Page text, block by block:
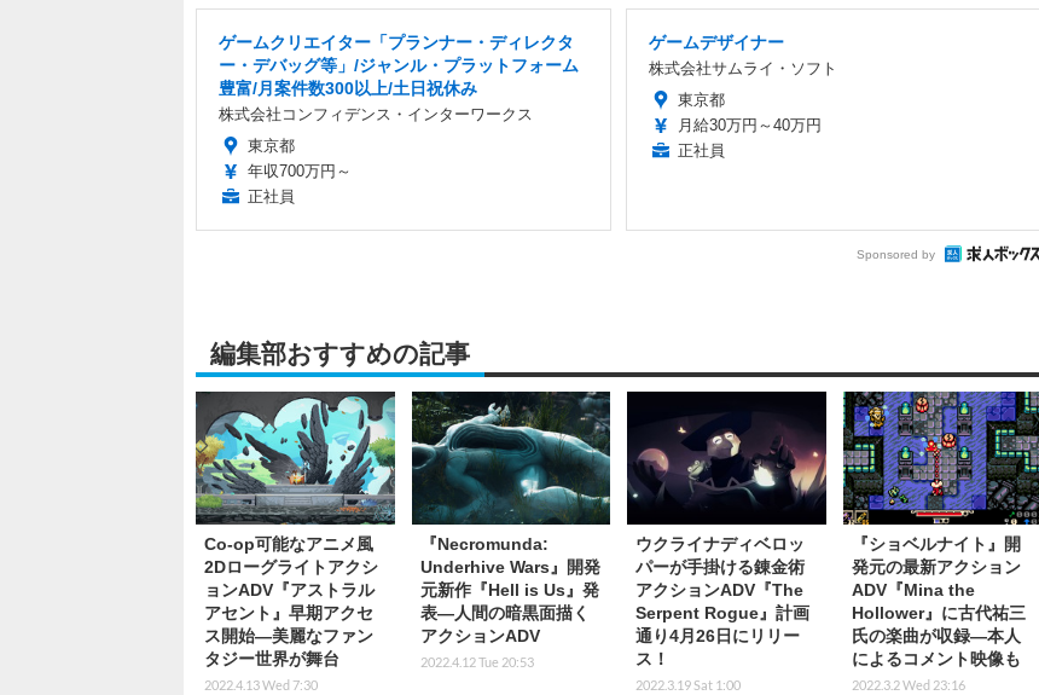
ゲームクリエイター「プランナー・ディレクタ
ー・デバッグ等」/ジャンル・プラットフォーム
豊富/月案件数300以上/土日祝休み
株式会社コンフィデンス・インターワークス
東京都
年収700万円～
正社員
ゲームデザイナー
株式会社サムライ・ソフト
東京都
月給30万円～40万円
正社員
Sponsored by
編集部おすすめの記事
Co-op可能なアニメ風
2Dローグライトアクシ
ョンADV『アストラル
アセント』早期アクセ
ス開始―美麗なファン
タジー世界が舞台
2022.4.13 Wed 7:30
『Necromunda:
Underhive Wars』開発
元新作『Hell is Us』発
表―人間の暗黒面描く
アクションADV
2022.4.12 Tue 20:53
ウクライナディベロッ
パーが手掛ける錬金術
アクションADV『The
Serpent Rogue』計画
通り4月26日にリリー
ス！
2022.3.19 Sat 1:00
『ショベルナイト』開
発元の最新アクション
ADV『Mina the
Hollower』に古代祐三
氏の楽曲が収録―本人
によるコメント映像も
2022.3.2 Wed 23:16